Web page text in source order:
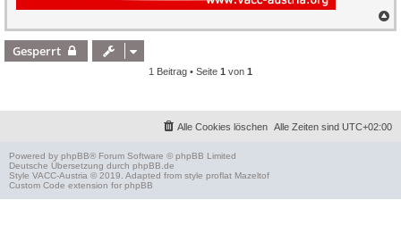
a
Gesperrt
1 Beitrag • Seite 1 von 1
Alle Zeiten sind UTC+02:00
Alle Cookies löschen
Powered by phpBB® Forum Software © phpBB Limited
Deutsche Übersetzung durch phpBB.de
Style VACC-Austria © 2019. Adapted from style proflat Mazeltof
Custom Code extension for phpBB